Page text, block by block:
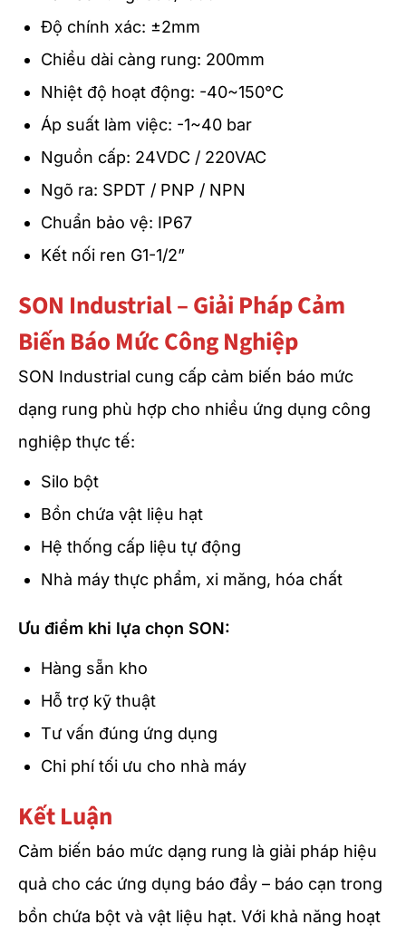
Độ chính xác: ±2mm
Chiều dài càng rung: 200mm
Nhiệt độ hoạt động: -40~150°C
Áp suất làm việc: -1~40 bar
Nguồn cấp: 24VDC / 220VAC
Ngõ ra: SPDT / PNP / NPN
Chuẩn bảo vệ: IP67
Kết nối ren G1-1/2”
SON Industrial – Giải Pháp Cảm
Biến Báo Mức Công Nghiệp
SON Industrial cung cấp cảm biến báo mức
dạng rung phù hợp cho nhiều ứng dụng công
nghiệp thực tế:
Silo bột
Bồn chứa vật liệu hạt
Hệ thống cấp liệu tự động
Nhà máy thực phẩm, xi măng, hóa chất
Ưu điểm khi lựa chọn SON:
Hàng sẵn kho
Hỗ trợ kỹ thuật
Tư vấn đúng ứng dụng
Chi phí tối ưu cho nhà máy
Kết Luận
Cảm biến báo mức dạng rung là giải pháp hiệu
quả cho các ứng dụng báo đầy – báo cạn trong
bồn chứa bột và vật liệu hạt. Với khả năng hoạt